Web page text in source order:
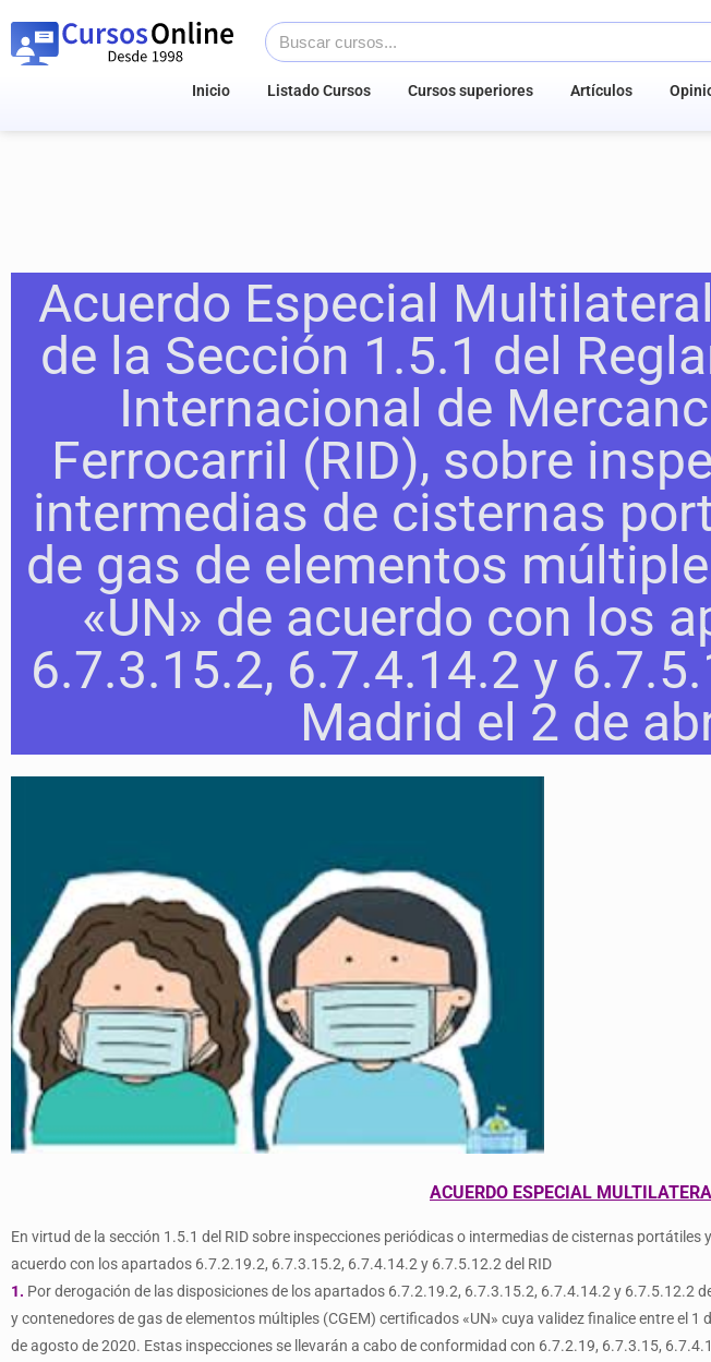
Inicio Listado Cursos Cursos superiores Artículos
Acuerdo Especial
de la Sección 1.5.1 del
Internacional de
Ferrocarril (RID), sobre
intermedias de cisternas
de gas de elementos
«UN» de acuerdo con los
6.7.3.15.2, 6.7.4.14.2 y
Madrid el 2 de
ACUERDO ESPECIAL
En virtud de la sección 1.5.1 del RID sobre inspecciones periódicas o intermedias de cisternas
acuerdo con los apartados 6.7.2.19.2, 6.7.3.15.2, 6.7.4.14.2 y 6.7.5.12.2 del RID
1. Por derogación de las disposiciones de los apartados 6.7.2.19.2, 6.7.3.15.2, 6.7.4.14.2 y 6.7.5.12.2
y contenedores de gas de elementos múltiples (CGEM) certificados «UN» cuya validez finalice entre el
de agosto de 2020. Estas inspecciones se llevarán a cabo de conformidad con 6.7.2.19, 6.7.3.15,